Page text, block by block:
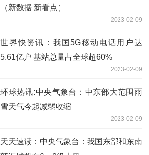
（新数据 新看点）
2023-02-09
世界快资讯：我国5G移动电话用户达
5.61亿户 基站总量占全球超60%
2023-02-09
环球热讯:中央气象台：中东部大范围雨
雪天气今起减弱收缩
2023-02-09
天天速读：中央气象台：我国东部和东南